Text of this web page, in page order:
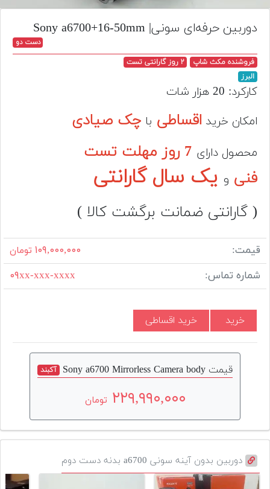
تجهیزات
مکث
افزودن
محصول
دست
قیمت
دوربین حرفه‌ای سونی| Sony a6700+16-50mm
دست دو
فروشنده مکث شاپ
۲ روز گارانتی تست
البرز
کارکرد: 20 هزار شات
امکان خرید اقساطی با چک صیادی
محصول دارای
7 روز مهلت تست
فنی و یک سال گارانتی
( گارانتی ضمانت برگشت کالا )
قیمت: ۱۰۹,۰۰۰,۰۰۰ تومان
شماره تماس: ۰۹xx-xxx-xxxx
خرید خرید اقساطی
قیمت Sony a6700 Mirrorless Camera body آکبند
۲۲۹,۹۹۰,۰۰۰ تومان
دوربین بدون آینه سونی a6700 بدنه دست دوم